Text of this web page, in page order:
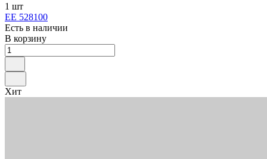
1 шт
ЕЕ 528100
Есть в наличии
В корзину
Хит